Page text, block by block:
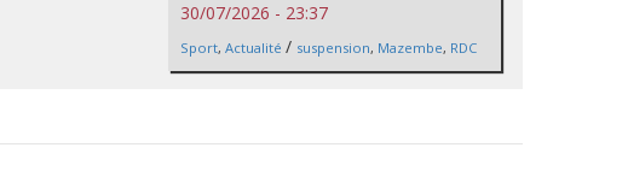
30/07/2026 - 23:37
Sport, Actualité / suspension, Mazembe, RDC